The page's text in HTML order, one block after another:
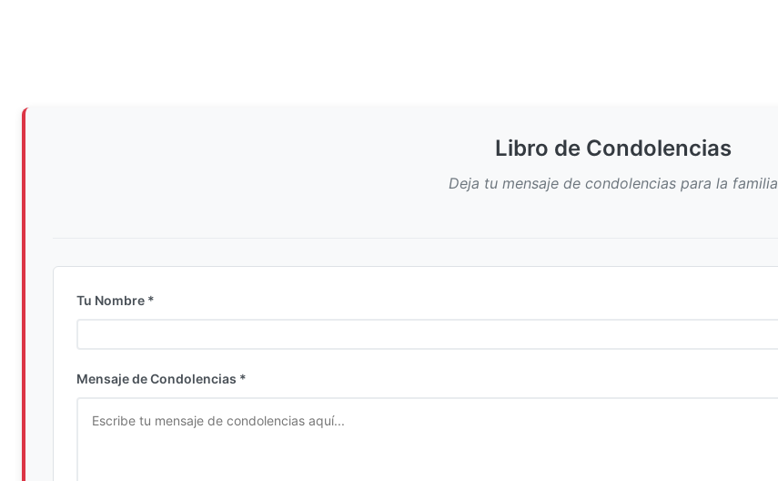
Libro de Condolencias
Deja tu mensaje de condolencias para la familia
Tu Nombre *
Mensaje de Condolencias *